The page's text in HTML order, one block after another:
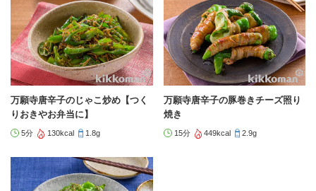
万願寺唐辛子のじゃこ炒め【つく
りおきやお弁当に】
5分 130kcal 1.8g
万願寺唐辛子の豚巻きチーズ照り
焼き
15分 449kcal 2.9g